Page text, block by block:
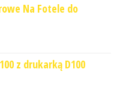
Na Fotele do
z drukarką D100